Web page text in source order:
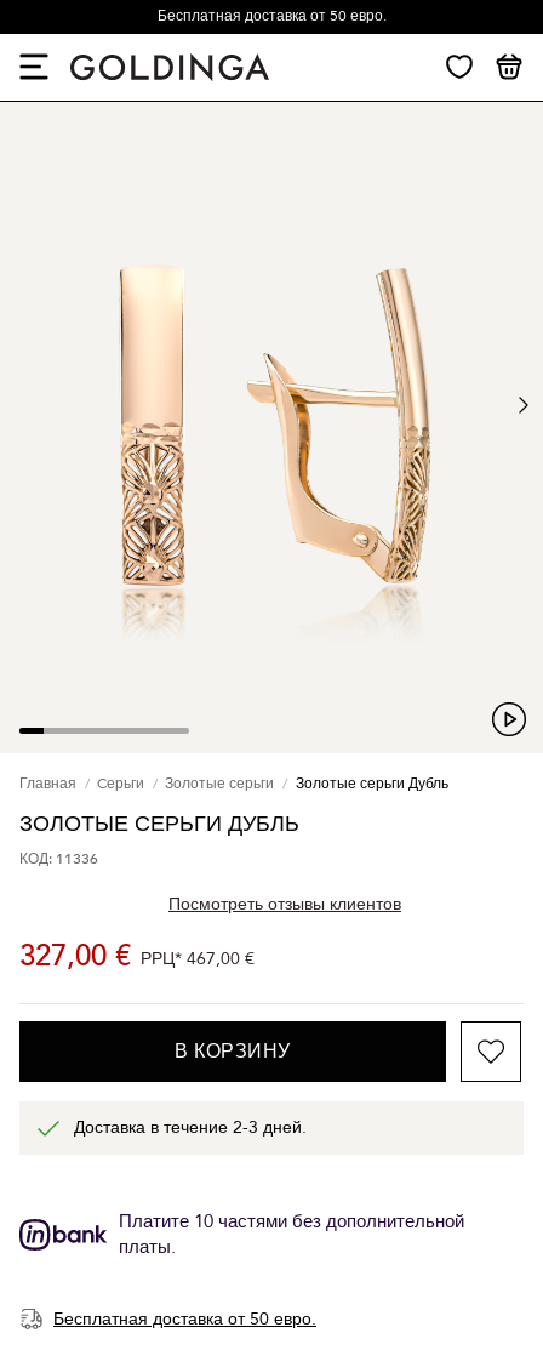
Бесплатная доставка от 50 евро.
Главная Cерьги Золотые серьги Золотые серьги Дубль
ЗОЛОТЫЕ СЕРЬГИ ДУБЛЬ
КОД: 11336
Посмотреть отзывы клиентов
327,00 € РРЦ* 467,00 €
В КОРЗИНУ
Доставка в течение 2-3 дней.
Платите 10 частями без дополнительной
платы.
Бесплатная доставка от 50 евро.